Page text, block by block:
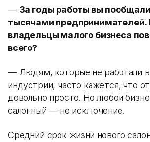
— За годы работы вы
тысячами предпринимателей.
владельцы малого бизнеса
всего?
— Людям, которые не работали
индустрии, часто кажется, что
довольно просто. Но любой
салонный — не исключение.
Средний срок жизни нового